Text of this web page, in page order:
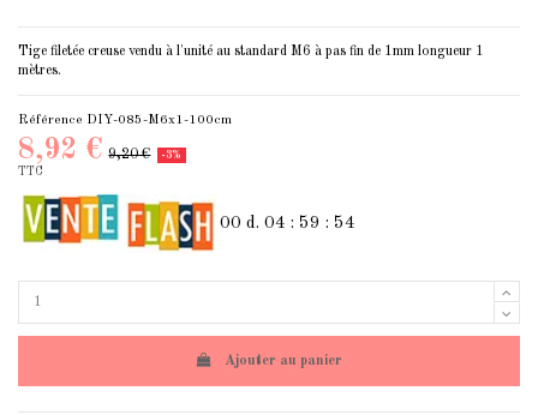
Tige filetée creuse vendu à l'unité au standard M6 à pas fin de 1mm longueur 1
mètres.
Référence DIY-085-M6x1-100cm
8,92 € 9,20 €
-3%
TTC
00 d. 04 : 59 : 54
Ajouter au panier